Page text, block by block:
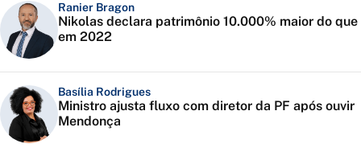
Ranier Bragon
Nikolas declara patrimônio 10.000% maior do que
em 2022
Basília Rodrigues
Ministro ajusta fluxo com diretor da PF após ouvir
Mendonça